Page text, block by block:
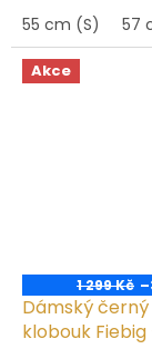
55 cm (S) 57
Akce
1 299 Kč
Dámský
klobouk